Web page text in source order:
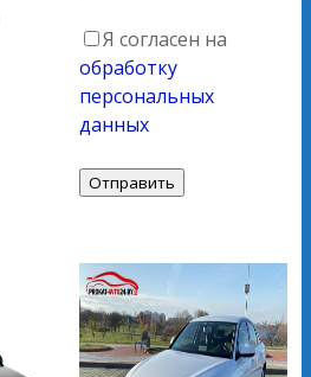
Я согласен на
обработку
персональных
данных